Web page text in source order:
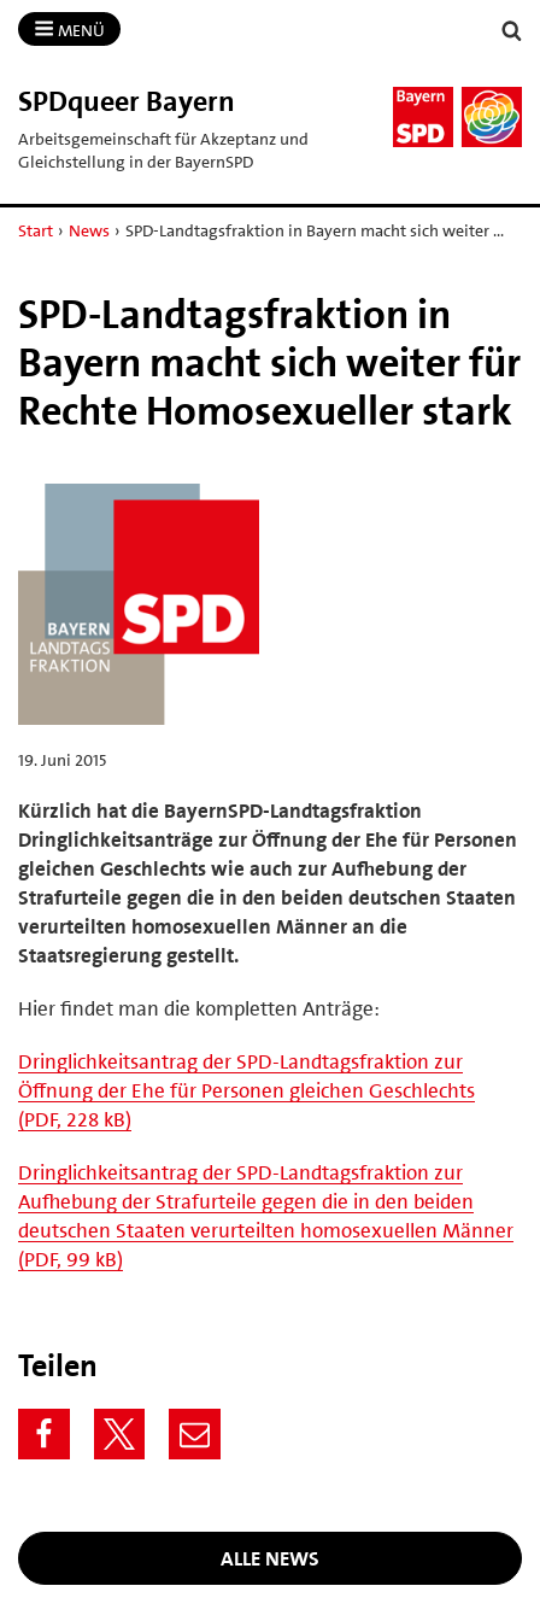
MENÜ
SPDqueer Bayern
Arbeitsgemeinschaft für Akzeptanz und
Gleichstellung in der BayernSPD
Start › News › SPD-Landtagsfraktion in Bayern macht sich weiter …
SPD-Landtagsfraktion in
Bayern macht sich weiter für
Rechte Homosexueller stark
19. Juni 2015
Kürzlich hat die BayernSPD-Landtagsfraktion
Dringlichkeitsanträge zur Öffnung der Ehe für Personen
gleichen Geschlechts wie auch zur Aufhebung der
Strafurteile gegen die in den beiden deutschen Staaten
verurteilten homosexuellen Männer an die
Staatsregierung gestellt.
Hier findet man die kompletten Anträge:
Dringlichkeitsantrag der SPD-Landtagsfraktion zur
Öffnung der Ehe für Personen gleichen Geschlechts
(PDF, 228 kB)
Dringlichkeitsantrag der SPD-Landtagsfraktion zur
Aufhebung der Strafurteile gegen die in den beiden
deutschen Staaten verurteilten homosexuellen Männer
(PDF, 99 kB)
Teilen
ALLE NEWS